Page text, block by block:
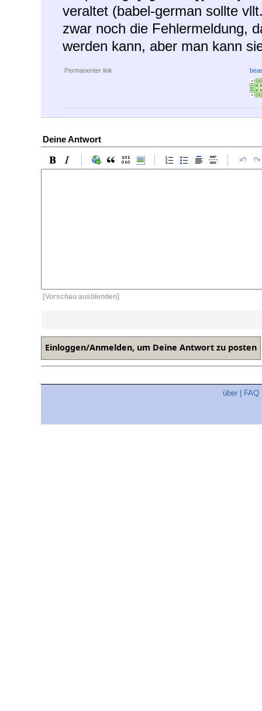
veraltet (babel-german sollte
zwar noch die Fehlermeldung,
werden kann, aber man kann
Permanenter link
Deine Antwort
[Vorschau ausblenden]
über FAQ